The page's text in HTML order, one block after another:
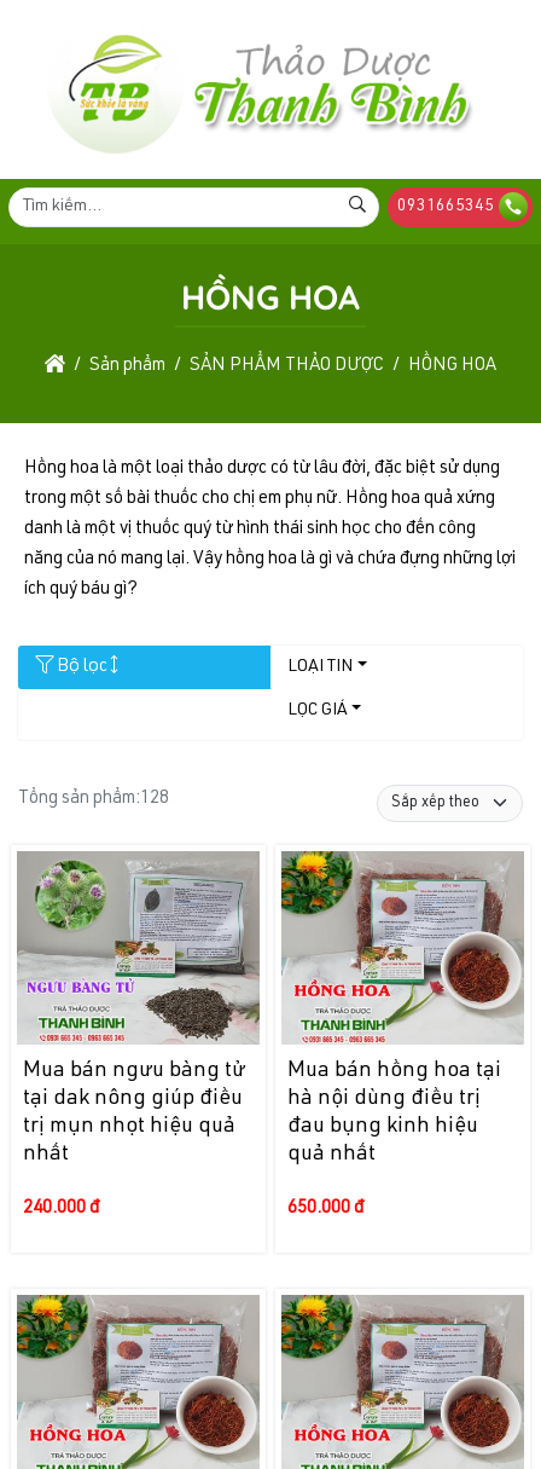
0931665345
HỒNG HOA
Sản phẩm SẢN PHẨM THẢO DƯỢC HỒNG HOA
Hồng hoa là một loại thảo dược có từ lâu đời, đặc biệt sử dụng
trong một số bài thuốc cho chị em phụ nữ. Hồng hoa quả xứng
danh là một vị thuốc quý từ hình thái sinh học cho đến công
năng của nó mang lại. Vậy hồng hoa là gì và chứa đựng những lợi
ích quý báu gì?
Bộ lọc LOẠI TIN
LỌC GIÁ
Tổng sản phẩm: 128
Mua bán ngưu bàng tử
tại dak nông giúp điều
trị mụn nhọt hiệu quả
nhất
240.000 đ
Mua bán hồng hoa tại
hà nội dùng điều trị
đau bụng kinh hiệu
quả nhất
650.000 đ